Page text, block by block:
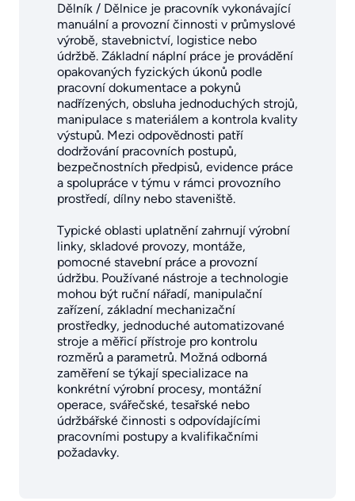
Dělník / Dělnice je pracovník vykonávající
manuální a provozní činnosti v průmyslové
výrobě, stavebnictví, logistice nebo
údržbě. Základní náplní práce je provádění
opakovaných fyzických úkonů podle
pracovní dokumentace a pokynů
nadřízených, obsluha jednoduchých strojů,
manipulace s materiálem a kontrola kvality
výstupů. Mezi odpovědnosti patří
dodržování pracovních postupů,
bezpečnostních předpisů, evidence práce
a spolupráce v týmu v rámci provozního
prostředí, dílny nebo staveniště.
Typické oblasti uplatnění zahrnují výrobní
linky, skladové provozy, montáže,
pomocné stavební práce a provozní
údržbu. Používané nástroje a technologie
mohou být ruční nářadí, manipulační
zařízení, základní mechanizační
prostředky, jednoduché automatizované
stroje a měřicí přístroje pro kontrolu
rozměrů a parametrů. Možná odborná
zaměření se týkají specializace na
konkrétní výrobní procesy, montážní
operace, svářečské, tesařské nebo
údržbářské činnosti s odpovídajícími
pracovními postupy a kvalifikačními
požadavky.